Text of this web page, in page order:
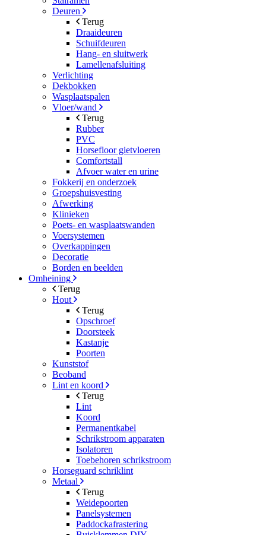
Deuren
Terug
Draaideuren
Schuifdeuren
Hang- en sluitwerk
Lamellenafsluiting
Verlichting
Dekbokken
Wasplaatspalen
Vloer/wand
Terug
Rubber
PVC
Horsefloor gietvloeren
Comfortstall
Afvoer water en urine
Fokkerij en onderzoek
Groepshuisvesting
Afwerking
Klinieken
Poets- en wasplaatswanden
Voersystemen
Overkappingen
Decoratie
Borden en beelden
Omheining
Terug
Hout
Terug
Opschroef
Doorsteek
Kastanje
Poorten
Kunststof
Beoband
Lint en koord
Terug
Lint
Koord
Permanentkabel
Schrikstroom apparaten
Isolatoren
Toebehoren schrikstroom
Horseguard schriklint
Metaal
Terug
Weidepoorten
Panelsystemen
Paddockafrastering